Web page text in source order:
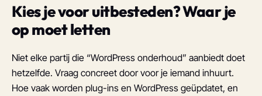
Kies je voor uitbesteden? Waar je
op moet letten
Niet elke partij die “WordPress onderhoud” aanbiedt doet
hetzelfde. Vraag concreet door voor je iemand inhuurt.
Hoe vaak worden plug-ins en WordPress geüpdatet, en